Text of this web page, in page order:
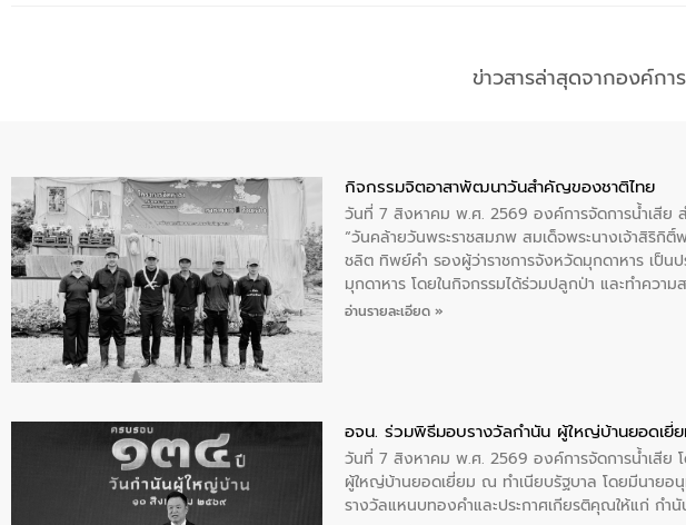
ข่าวสารล่าสุดจากองค์กา
กิจกรรมจิตอาสาพัฒนาวันสําคัญของชาติไทย
วันที่ 7 สิงหาคม พ.ศ. 2569 องค์การจัดการน้ำเสีย
“วันคล้ายวันพระราชสมภพ สมเด็จพระนางเจ้าสิริกิ
ชลิต ทิพย์คำ รองผู้ว่าราชการจังหวัดมุกดาหาร เป็น
มุกดาหาร โดยในกิจกรรมได้ร่วมปลูกป่า และทําควา
พระบรมราชินีนาถ พระบรมราชชนนีพันปีหลวง พร้อ
อ่านรายละเอียด »
อจน. ร่วมพิธีมอบรางวัลกำนัน ผู้ใหญ่บ้านยอดเยี่
วันที่ 7 สิงหาคม พ.ศ. 2569 องค์การจัดการน้ำเสี
ผู้ใหญ่บ้านยอดเยี่ยม ณ ทำเนียบรัฐบาล โดยมีนายอ
รางวัลแหนบทองคำและประกาศเกียรติคุณให้แก่ ก